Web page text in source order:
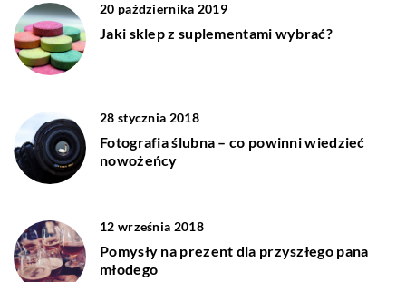
20 października 2019
Jaki sklep z suplementami wybrać?
28 stycznia 2018
Fotografia ślubna – co powinni wiedzieć
nowożeńcy
12 września 2018
Pomysły na prezent dla przyszłego pana
młodego